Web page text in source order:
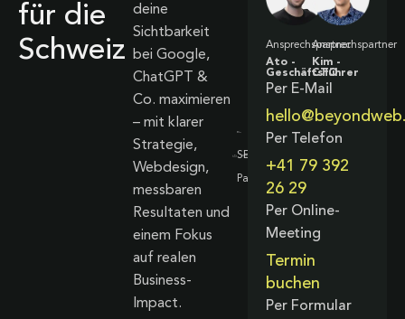
für die
Schweiz
deine
Sichtbarkeit
bei Google,
ChatGPT &
Co. maximieren
– mit klarer
Strategie,
Webdesign,
messbaren
Resultaten und
einem Fokus
auf realen
Business-
Impact.
Ansprechspartner
Ato -
Geschäftsführer
Ansprechspartner
Kim -
CTO
Per E-Mail
Per Telefon
+41 79 392
26 29
Per Online-
Meeting
Termin
buchen
Per Formular